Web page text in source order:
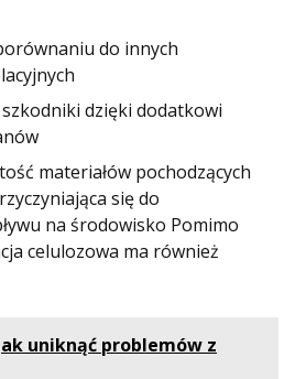
do innych
dzięki dodatkowi
materiałów pochodzących
się do
na środowisko Pomimo
celulozowa ma również
uniknąć problemów z